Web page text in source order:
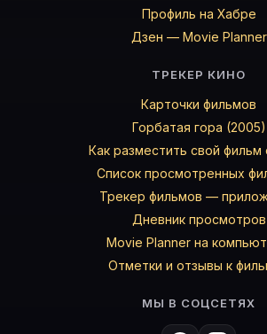
Профиль на Хабре
Дзен — Movie Planner
ТРЕКЕР КИНО
Карточки фильмов
Горбатая гора (2005)
Как разместить свой фильм
Список просмотренных
Трекер фильмов —
Дневник просмотров
Movie Planner на
Отметки и отзывы к
МЫ В СОЦСЕТЯХ